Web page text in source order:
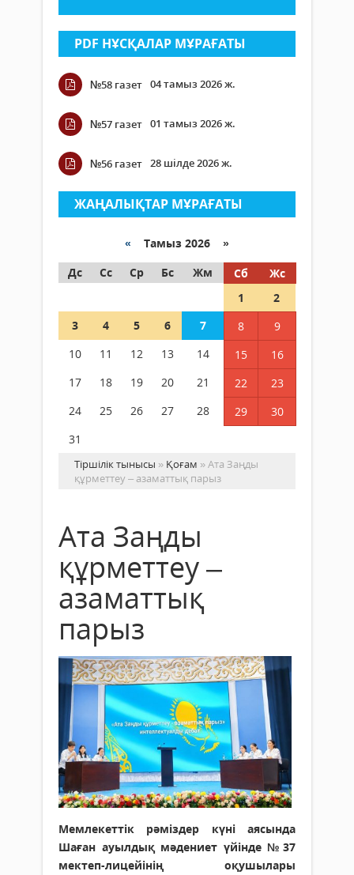
PDF НҰСҚАЛАР МҰРАҒАТЫ
№58 газет 04 тамыз 2026 ж.
№57 газет 01 тамыз 2026 ж.
№56 газет 28 шілде 2026 ж.
ЖАҢАЛЫҚТАР МҰРАҒАТЫ
« Тамыз 2026 »
Дс
Сс Ср Бс Жм Сб
Жс
1
2
3
4 5 6 7 8
9
10
11 12 13 14 15
16
17
18 19 20 21 22
23
24
25 26 27 28 29
30
31
Тіршілік тынысы » Қоғам » Ата Заңды
құрметтеу – азаматтық парыз
Ата Заңды
құрметтеу –
азаматтық
парыз
Мемлекеттік рәміздер күні аясында
Шаған ауылдық мәдениет үйінде №37
мектеп-лицейінің оқушылары